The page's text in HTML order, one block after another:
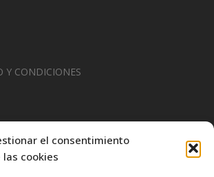
el consentimiento
las cookies
Y CONDICIONES